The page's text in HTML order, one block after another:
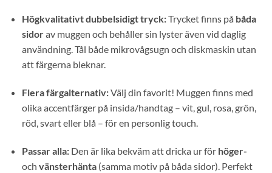
Högkvalitativt dubbelsidigt tryck:Trycket finns på båda
sidorav muggen och behåller sin lyster även vid daglig
användning. Tål både mikrovågsugn och diskmaskin utan
att färgerna bleknar.
Flera färgalternativ:Välj din favorit! Muggen finns med
olika accentfärger på insida/handtag – vit, gul, rosa, grön,
röd, svart eller blå – för en personlig touch.
Passar alla:Den är lika bekväm att dricka ur för höger-
och vänsterhänta(samma motiv på båda sidor). Perfekt